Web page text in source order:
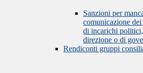
Sanzioni per
comunicazione
di incarichi
direzione o di
Rendiconti gruppi